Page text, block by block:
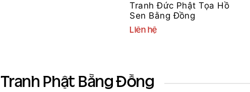
Tranh Đức Phật Tọa Hồ
Sen Bằng Đồng
Liên hệ
Tranh Phật Bằng Đồng